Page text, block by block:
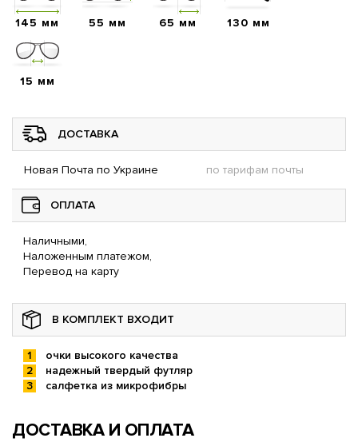
145 мм 55 мм 65 мм 130 мм
15 мм
ДОСТАВКА
Новая Почта по Украине по тарифам почты
ОПЛАТА
Наличными,
Наложенным платежом,
Перевод на карту
В КОМПЛЕКТ ВХОДИТ
очки высокого качества
надежный твердый футляр
салфетка из микрофибры
ДОСТАВКА И ОПЛАТА